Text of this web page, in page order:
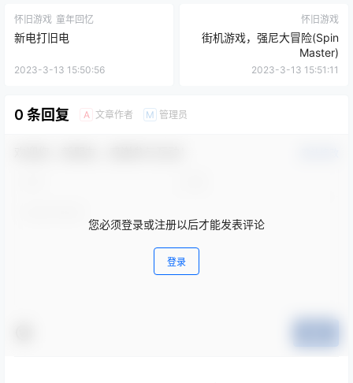
怀旧游戏 童年回忆
新电打旧电
2023-3-13 15:50:56
怀旧游戏
街机游戏，强尼大冒险(Spin
Master)
2023-3-13 15:51:11
0 条回复 A 文章作者 M 管理员
您必须登录或注册以后才能发表评论
登录